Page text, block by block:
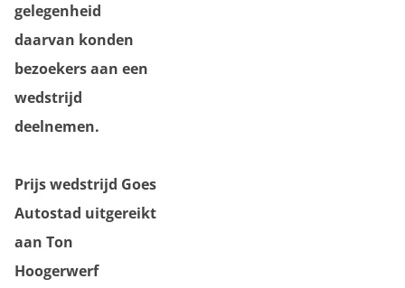
gelegenheid
daarvan konden
bezoekers aan een
wedstrijd
deelnemen.
Prijs wedstrijd Goes
Autostad uitgereikt
aan Ton
Hoogerwerf